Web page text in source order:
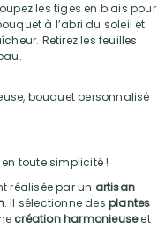
les tiges en biais pour
à l’abri du soleil et
Retirez les feuilles
bouquet personnalisé
en toute simplicité !
réalisée par un artisan
. Il sélectionne desplantes
création harmonieuseet